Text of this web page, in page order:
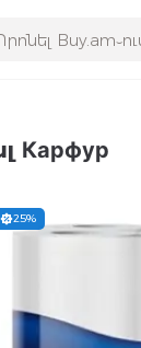
Карфур
25%